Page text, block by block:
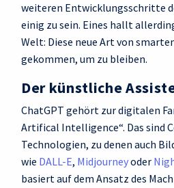
weiteren Entwicklungsschritte
einig zu sein. Eines hallt
Welt: Diese neue Art von
gekommen, um zu bleiben.
Der künstliche
ChatGPT gehört zur digitalen
Artifical Intelligence“. Das sind
Technologien, zu denen auch
wie DALL-E, Midjourneyoder
basiert auf dem Ansatz des